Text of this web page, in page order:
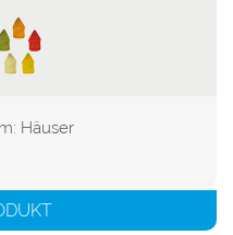
Häuser